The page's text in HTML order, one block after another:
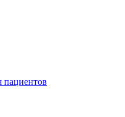
пациентов